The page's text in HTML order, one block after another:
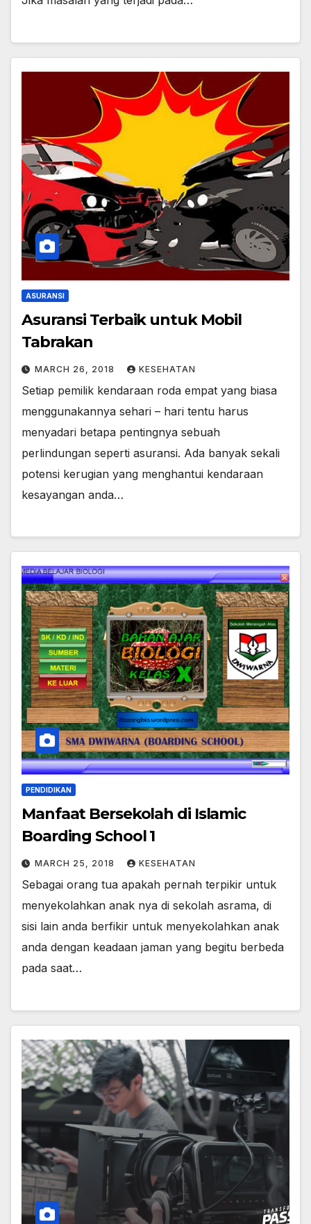
ASURANSI
Asuransi Terbaik untuk Mobil
Tabrakan
MARCH 26, 2018 KESEHATAN
Setiap pemilik kendaraan roda empat yang biasa
menggunakannya sehari – hari tentu harus
menyadari betapa pentingnya sebuah
perlindungan seperti asuransi. Ada banyak sekali
potensi kerugian yang menghantui kendaraan
kesayangan anda…
PENDIDIKAN
Manfaat Bersekolah di Islamic
Boarding School 1
MARCH 25, 2018 KESEHATAN
Sebagai orang tua apakah pernah terpikir untuk
menyekolahkan anak nya di sekolah asrama, di
sisi lain anda berfikir untuk menyekolahkan anak
anda dengan keadaan jaman yang begitu berbeda
pada saat…